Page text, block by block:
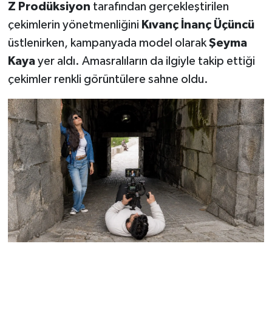
Z Prodüksiyon tarafından gerçekleştirilen
çekimlerin yönetmenliğini Kıvanç İnanç Üçüncü
üstlenirken, kampanyada model olarakŞeyma
Kayayer aldı. Amasralıların da ilgiyle takip ettiği
çekimler renkli görüntülere sahne oldu.